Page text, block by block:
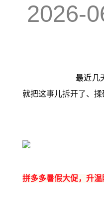
2026-
最近几
就把这事儿拆开了、揉
拼多多暑假大促，升